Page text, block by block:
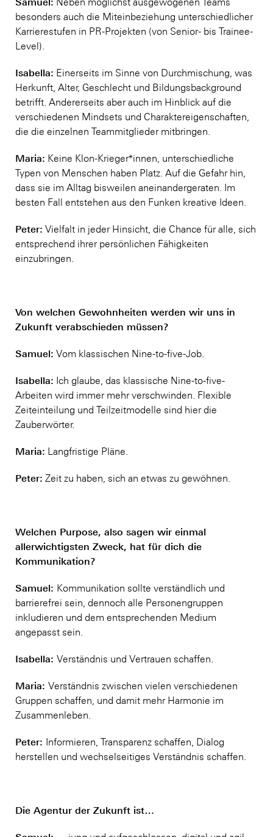
besonders auch die Miteinbeziehung unterschiedlicher
Karrierestufen in PR-Projekten (von Senior- bis Trainee-
Level).
Isabella: Einerseits im Sinne von Durchmischung, was
Herkunft, Alter, Geschlecht und Bildungsbackground
betrifft. Andererseits aber auch im Hinblick auf die
verschiedenen Mindsets und Charaktereigenschaften,
die die einzelnen Teammitglieder mitbringen.
Maria: Keine Klon-Krieger*innen, unterschiedliche
Typen von Menschen haben Platz. Auf die Gefahr hin,
dass sie im Alltag bisweilen aneinandergeraten. Im
besten Fall entstehen aus den Funken kreative Ideen.
Peter: Vielfalt in jeder Hinsicht, die Chance für alle, sich
entsprechend ihrer persönlichen Fähigkeiten
einzubringen.
Von welchen Gewohnheiten werden wir uns in
Zukunft verabschieden müssen?
Samuel: Vom klassischen Nine-to-five-Job.
Isabella: Ich glaube, das klassische Nine-to-five-
Arbeiten wird immer mehr verschwinden. Flexible
Zeiteinteilung und Teilzeitmodelle sind hier die
Zauberwörter.
Maria: Langfristige Pläne.
Peter: Zeit zu haben, sich an etwas zu gewöhnen.
Welchen Purpose, also sagen wir einmal
allerwichtigsten Zweck, hat für dich die
Kommunikation?
Samuel: Kommunikation sollte verständlich und
barrierefrei sein, dennoch alle Personengruppen
inkludieren und dem entsprechenden Medium
angepasst sein.
Isabella: Verständnis und Vertrauen schaffen.
Maria: Verständnis zwischen vielen verschiedenen
Gruppen schaffen, und damit mehr Harmonie im
Zusammenleben.
Peter: Informieren, Transparenz schaffen, Dialog
herstellen und wechselseitiges Verständnis schaffen.
Die Agentur der Zukunft ist…